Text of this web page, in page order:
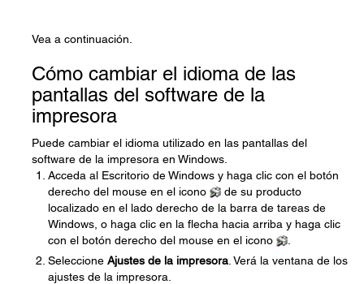
Vea a continuación.
Cómo cambiar el idioma de las
pantallas del software de la
impresora
Puede cambiar el idioma utilizado en las pantallas del
software de la impresora en Windows.
Acceda al Escritorio de Windows y haga clic con el botón
derecho del mouse en el icono
de su producto
localizado en el lado derecho de la barra de tareas de
Windows, o haga clic en la flecha hacia arriba y haga clic
con el botón derecho del mouse en el icono
Seleccione Ajustes de la impresora . Verá la ventana de los
ajustes de la impresora.